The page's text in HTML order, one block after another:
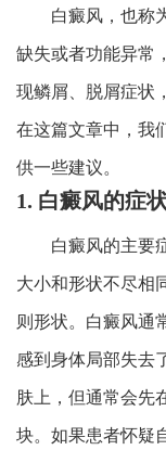
白癜风，也称
缺失或者功能异常
现鳞屑、脱屑症状
在这篇文章中，我
供一些建议。
1. 白癜风的症
白癜风的主要
大小和形状不尽相
则形状。白癜风通
感到身体局部失去
肤上，但通常会先
块。如果患者怀疑